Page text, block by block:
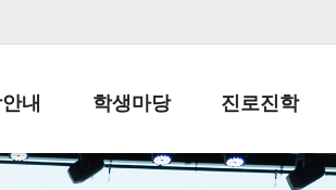
내 학생마당
학생생활규정
진로진학
공지사항 및 입시